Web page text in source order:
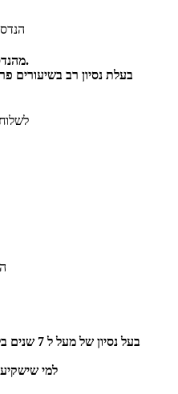
מהנדסת בניין בוגרת אוניברסיטת בן גוריון.
בעלת נסיון רב בשיעורים
בעל
למי